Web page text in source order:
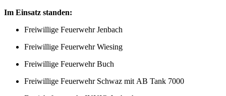
Im Einsatz standen:
Freiwillige Feuerwehr Jenbach
Freiwillige Feuerwehr Wiesing
Freiwillige Feuerwehr Buch
Freiwillige Feuerwehr Schwaz mit AB Tank 7000